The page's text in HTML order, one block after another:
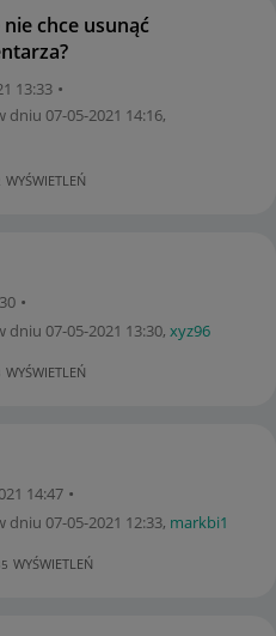
nie chce usunąć
13:33
dniu ‎07-05-2021 14:16,
WYŚWIETLEŃ
dniu ‎07-05-2021 13:30, xyz96
WYŚWIETLEŃ
14:47
dniu ‎07-05-2021 12:33, markbi1
WYŚWIETLEŃ